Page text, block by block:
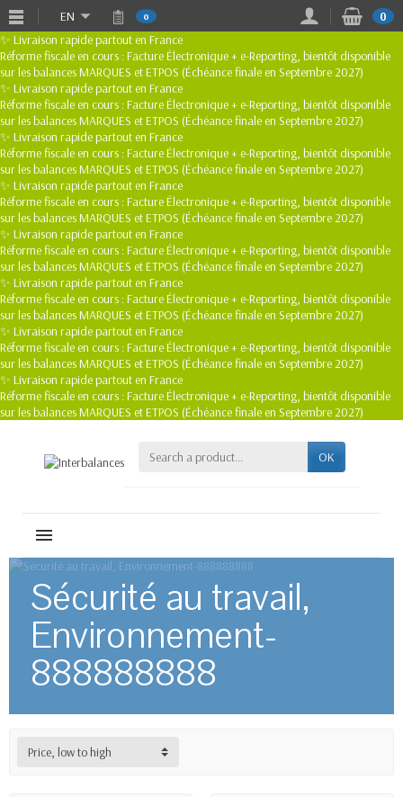
✨ Livraison rapide partout en France
Réforme fiscale en cours : Facture Électronique + e-Reporting, bientôt disponible
sur les balances MARQUES et ETPOS (Échéance finale en Septembre 2027)
✨ Livraison rapide partout en France
Réforme fiscale en cours : Facture Électronique + e-Reporting, bientôt disponible
sur les balances MARQUES et ETPOS (Échéance finale en Septembre 2027)
✨ Livraison rapide partout en France
Réforme fiscale en cours : Facture Électronique + e-Reporting, bientôt disponible
sur les balances MARQUES et ETPOS (Échéance finale en Septembre 2027)
✨ Livraison rapide partout en France
Réforme fiscale en cours : Facture Électronique + e-Reporting, bientôt disponible
sur les balances MARQUES et ETPOS (Échéance finale en Septembre 2027)
✨ Livraison rapide partout en France
Réforme fiscale en cours : Facture Électronique + e-Reporting, bientôt disponible
sur les balances MARQUES et ETPOS (Échéance finale en Septembre 2027)
✨ Livraison rapide partout en France
Réforme fiscale en cours : Facture Électronique + e-Reporting, bientôt disponible
sur les balances MARQUES et ETPOS (Échéance finale en Septembre 2027)
✨ Livraison rapide partout en France
Réforme fiscale en cours : Facture Électronique + e-Reporting, bientôt disponible
sur les balances MARQUES et ETPOS (Échéance finale en Septembre 2027)
✨ Livraison rapide partout en France
Réforme fiscale en cours : Facture Électronique + e-Reporting, bientôt disponible
sur les balances MARQUES et ETPOS (Échéance finale en Septembre 2027)
EN 0 0
OK
Sécurité au travail,
Environnement-
888888888
Price, low to high